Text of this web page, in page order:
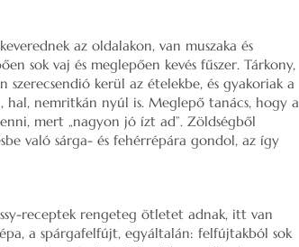
az oldalakon, van muszaka és
sok vaj és meglepően kevés fűszer. Tárkony,
szerecsendió kerül az ételekbe, és gyakoriak a
hal, nemritkán nyúl is. Meglepő tanács, hogy a
mert „nagyon jó ízt ad”. Zöldségből
való sárga- és fehérrépára gondol, az így
receptek rengeteg ötletet adnak, itt van
a spárgafelfújt, egyáltalán: felfújtakból sok